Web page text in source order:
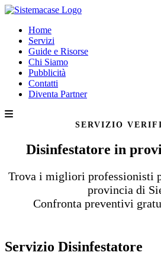
Home
Servizi
Guide e Risorse
Chi Siamo
Pubblicità
Contatti
Diventa Partner
SERVIZIO
Disinfestatore in
Trova i migliori professionisti
provincia di
Confronta preventivi
Servizio Disinfestatore